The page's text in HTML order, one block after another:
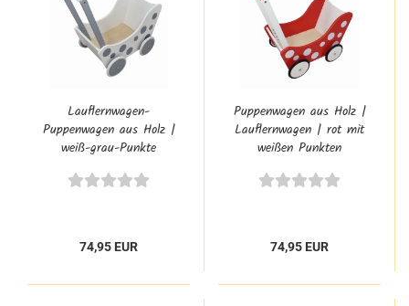
Lauflernwagen-
Puppenwagen aus Holz |
weiß-grau-Punkte
74,95 EUR
Puppenwagen aus Holz |
Lauflernwagen | rot mit
weißen Punkten
74,95 EUR